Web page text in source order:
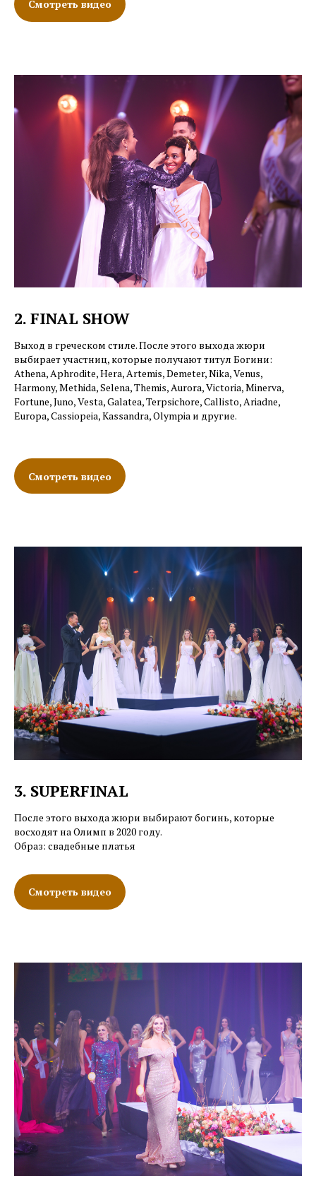
Смотреть видео
2. FINAL SHOW
Выход в греческом стиле. После этого выхода жюри
выбирает участниц, которые получают титул Богини:
Athena, Aphrodite, Hera, Artemis, Demeter, Nika, Venus,
Harmony, Methida, Selena, Themis, Aurora, Victoria, Minerva,
Fortune, Juno, Vesta, Galatea, Terpsichore, Callisto, Ariadne,
Europa, Cassiopeia, Kassandra, Olympia и другие.
Смотреть видео
3. SUPERFINAL
После этого выхода жюри выбирают богинь, которые
восходят на Олимп в 2020 году.
Образ: свадебные платья
Смотреть видео